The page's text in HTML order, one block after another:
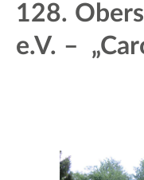
128.
e.V. –